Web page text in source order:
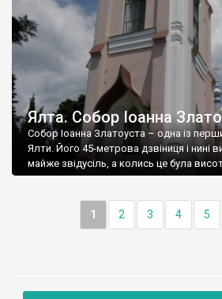
Ялта. Собор Іоанна
Собор Іоанна Златоуста – одна із
Ялти. Його 45-метрова дзвіниця і нині
майже звідусіль, а колись це була
1 2 3 4 5